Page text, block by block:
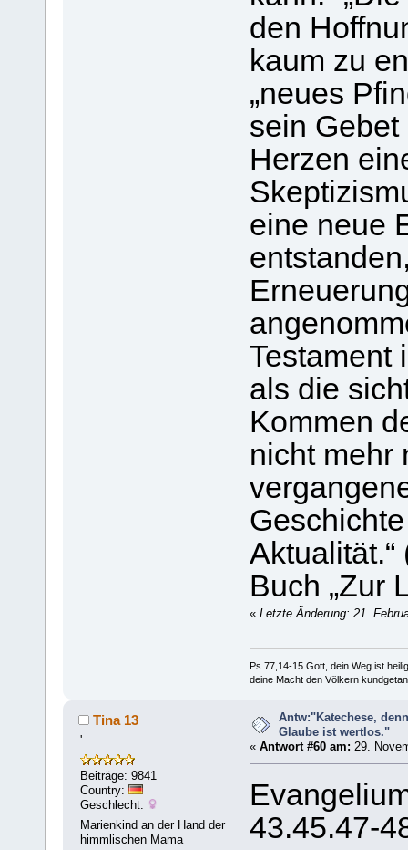
den
kaum zu
„neues
sein
Herzen
eine neue
Testament
als die
Kommen
nicht mehr
Buch „Zur
« Letzte Änderung: 21.
Ps 77,14-15 Gott, dein Weg ist
deine Macht den Völkern
Tina 13
'
Beiträge: 9841
Country:
Geschlecht:
Marienkind an der Hand der
himmlischen Mama
Antw:"Katechese,
Glaube ist wertlos."
« Antwort #60 am: 29.
43.45.47-